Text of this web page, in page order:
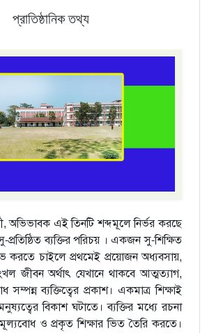
প্রাতিষ্ঠানিক তথ্য
অভিভাবক এই তিনটি শব্দমূলে নির্ভর করছে
ব্যক্তির পরিচয় । একজন সু-শিক্ষিত
করতে চাইলে প্রথমেই প্রয়োজন অধ্যবসায়,
জীবন অর্থাৎ যেখানে থাকবে আত্মত্যাগ,
ব্যক্তিত্বের প্রকাশ। একমাত্র শিক্ষাই
বিকাশ ঘটাতে। ব্যক্তির মধ্যে রচনা
ও প্রকৃত শিক্ষার ভিত তৈরি করতে।